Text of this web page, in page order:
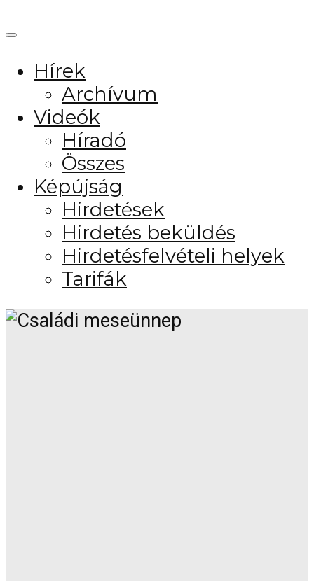
Hírek
Archívum
Videók
Híradó
Összes
Képújság
Hirdetések
Hirdetés beküldés
Hirdetésfelvételi helyek
Tarifák